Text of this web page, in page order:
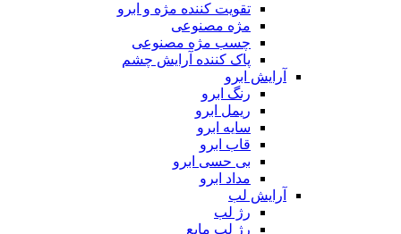
تقویت کننده مژه و ابرو
مژه مصنوعی
چسب مژه مصنوعی
پاک کننده آرایش چشم
آرایش ابرو
رنگ ابرو
ریمل ابرو
سایه ابرو
قاب ابرو
بی حسی ابرو
مداد ابرو
آرایش لب
رژ لب
رژ لب مایع